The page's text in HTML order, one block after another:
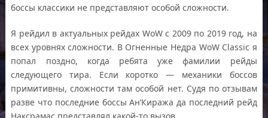
боссы классики не представляют особой сложности.
Я рейдил в актуальных рейдах WoW c 2009 по 2019 год, на
всех уровнях сложности. В Огненные Недра WoW Classic я
попал поздно, когда ребята уже фамилии рейды
следующего тира. Если коротко — механики боссов
примитивны, сложности там особой нет. Судя по отзывам
разве что последние боссы Ан’Киража да последний рейд
Наксрамас представлял какой-то вызов.